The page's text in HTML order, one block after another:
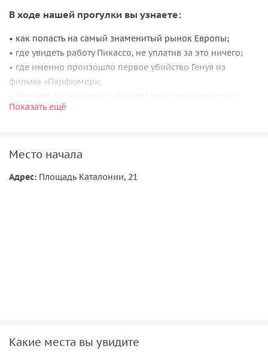
В ходе нашей прогулки вы узнаете:
• как попасть на самый знаменитый рынок Европы;
• где увидеть работу Пикассо, не уплатив за это ничего;
• где именно произошло первое убийство Генуя из
фильма «Парфюмер»;
домов;
• почему жители домов по соседству с древнеримским
• какой собор является ровесником Москвы и многое-
Показать ещё
Место начала
Адрес: Площадь Каталонии, 21
Какие места вы увидите